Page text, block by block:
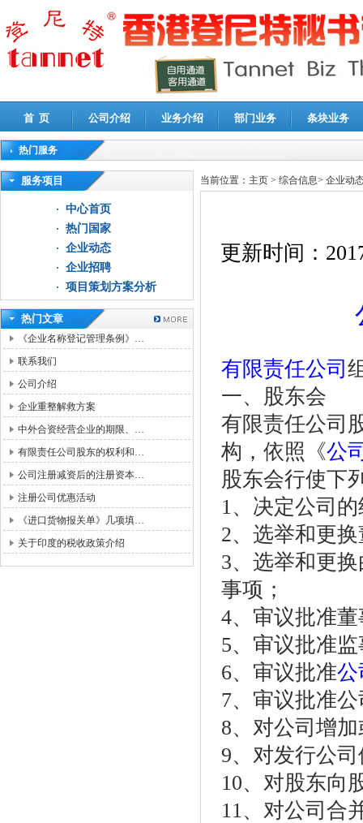
首 页 公司介绍 业务介绍 部门业务 条块业务
热门服务
高新技术企业认定审计|企业所得税汇算清缴申报鉴证
服务项目
中心首页
热门国家
企业动态
企业招聘
项目策划方案分析
热门文章
《企业名称登记管理条例》…
联系我们
公司介绍
企业重整解救方案
中外合资经营企业的期限、…
有限责任公司股东的权利和…
公司注册减资后的注册资本…
注册公司优惠活动
《进口货物报关单》几项填…
关于印度的税收政策介绍
当前位置： 主页 > 综合信息> 企业动
更新时间：
有限责任公司
一、股东会
有限责任公司
构，依照《公
股东会行使下
1、决定公司
2、选举和更
3、选举和更
事项；
4、审议批准
5、审议批准
6、审议批准公
7、审议批准
8、对公司增
9、对发行公
10、对股东向
11、对公司合